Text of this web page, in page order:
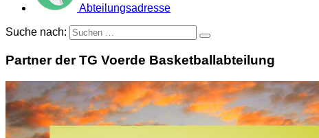
Abteilungsadresse
Suche nach:
Partner der TG Voerde Basketballabteilung